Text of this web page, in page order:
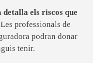
detalla els riscos que
Les professionals de
podran donar
tenir.